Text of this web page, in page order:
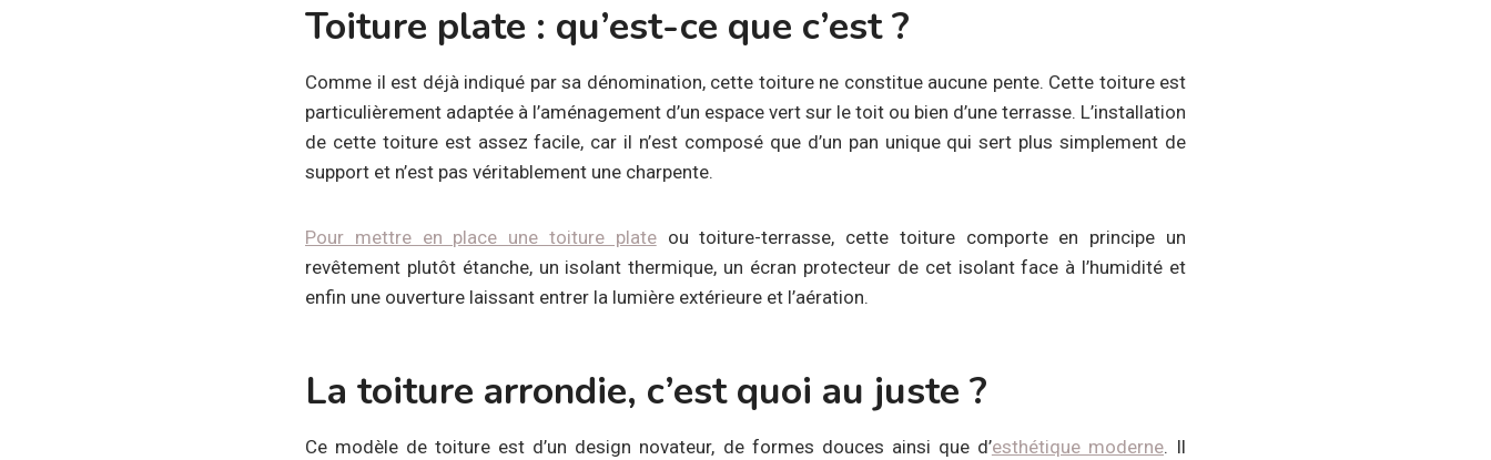
Toiture plate : qu’est-ce que c’est ?
Comme il est déjà indiqué par sa dénomination, cette toiture ne constitue aucune pente. Cette toiture est
particulièrement adaptée à l’aménagement d’un espace vert sur le toit ou bien d’une terrasse. L’installation
de cette toiture est assez facile, car il n’est composé que d’un pan unique qui sert plus simplement de
support et n’est pas véritablement une charpente.
Pour mettre en place une toiture plateou toiture-terrasse, cette toiture comporte en principe un
revêtement plutôt étanche, un isolant thermique, un écran protecteur de cet isolant face à l’humidité et
enfin une ouverture laissant entrer la lumière extérieure et l’aération.
La toiture arrondie, c’est quoi au juste ?
Ce modèle de toiture est d’un design novateur, de formes douces ainsi que d’esthétique moderne. Il